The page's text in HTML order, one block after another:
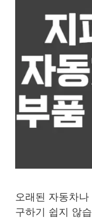
오래된 자동차
구하기 쉽지 않